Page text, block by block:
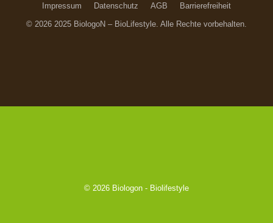
Impressum Datenschutz AGB
Barrierefreiheit
© 2026 2025 BiologoN – BioLifestyle. Alle Rechte vorbehalten.
© 2026 Biologon - Biolifestyle